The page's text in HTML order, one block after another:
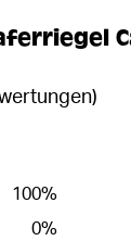
100%
0%